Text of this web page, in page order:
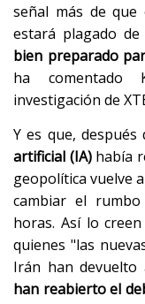
señal más de que
estará plagado
bien preparado
ha comentado
investigación de
Y es que,
artificial (IA)había
geopolítica vuelve
cambiar el
horas. Así lo
quienes "las
Irán han
han reabierto el